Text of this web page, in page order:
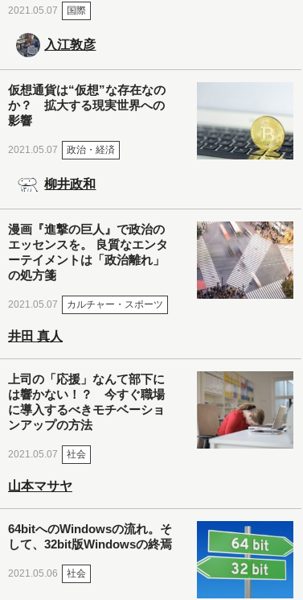
2021.05.07 国際
入江敦彦
仮想通貨は“仮想”な存在なの
か？ 拡大する現実世界への
影響
2021.05.07 政治・経済
柳井政和
漫画『進撃の巨人』で政治の
エッセンスを。 良質なエンタ
ーテイメントは「政治離れ」
の処方箋
2021.05.07 カルチャー・スポーツ
井田 真人
上司の「応援」なんて部下に
は響かない！？ 今すぐ職場
に導入するべきモチベーショ
ンアップの方法
2021.05.07 社会
山本マサヤ
64bitへのWindowsの流れ。そ
して、32bit版Windowsの終焉
2021.05.06 社会